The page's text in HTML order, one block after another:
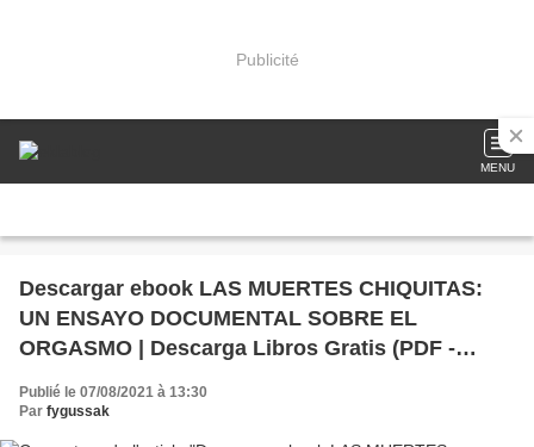
Publicité
MENU
Descargar ebook LAS MUERTES CHIQUITAS:
UN ENSAYO DOCUMENTAL SOBRE EL
ORGASMO | Descarga Libros Gratis (PDF -
EPUB)
Publié le 07/08/2021 à 13:30
Par fygussak